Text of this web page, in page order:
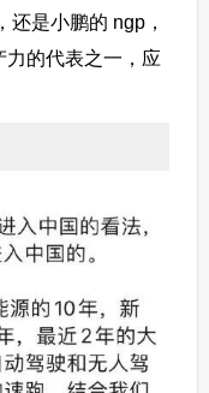
还是小鹏的 ngp，
的代表之一，应